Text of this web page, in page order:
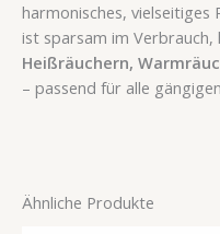
harmonisches, vielseitiges
ist sparsam im Verbrauch,
Heißräuchern,
– passend für alle
Ähnliche Produkte